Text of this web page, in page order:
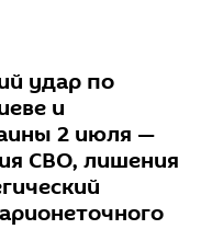
удар по
и
2 июля —
СВО, лишения